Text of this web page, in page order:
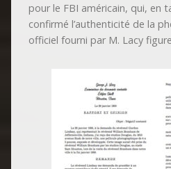
pour le FBI américain, qui, en
confirmé l’authenticité de la
officiel fourni par M. Lacy